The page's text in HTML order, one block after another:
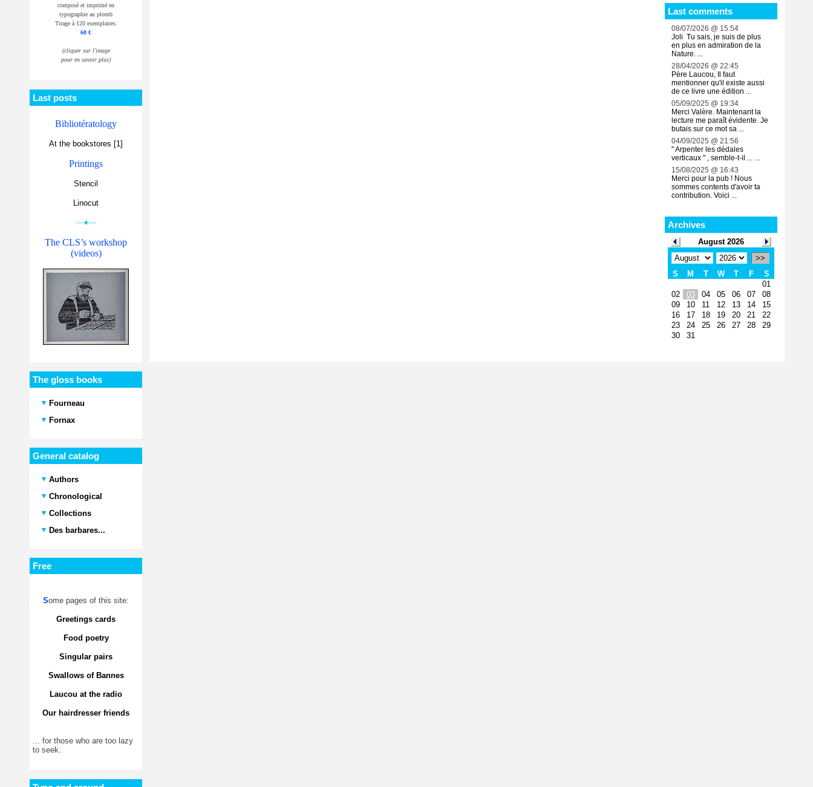
composé et imprimé en
typographie au plomb
Tirage à 120 exemplaires.
60 €
(cliquer sur l'image
pour en savoir plus)
Last posts
Bibliotératology
At the bookstores [1]
Printings
Stencil
Linocut
—♦—
The CLS’s workshop
(videos)
The gloss books
Fourneau
Fornax
General catalog
Authors
Chronological
Collections
Des barbares...
Free
Some pages of this site:
Greetings cards
Food poetry
Singular pairs
Swallows of Bannes
Laucou at the radio
Our hairdresser friends
... for those who are too lazy
to seek.
Last comments
08/07/2026 @ 15:54
Joli Tu sais, je suis de plus
en plus en admiration de la
Nature. ...
28/04/2026 @ 22:45
Père Laucou, Il faut
mentionner qu'il existe aussi
de ce livre une édition ...
05/09/2025 @ 19:34
Merci Valère. Maintenant la
lecture me paraît évidente. Je
butais sur ce mot sa ...
04/09/2025 @ 21:56
" Arpenter les dédales
verticaux " , semble-t-il ... ...
15/08/2025 @ 16:43
Merci pour la pub ! Nous
sommes contents d'avoir ta
contribution. Voici ...
Archives
August 2026
>>
S
M T W T F
S
01
02
03 04 05 06 07
08
09
10 11 12 13 14
15
16
17 18 19 20 21
22
23
24 25 26 27 28
29
30
31